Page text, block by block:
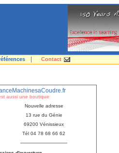
Contact
aussi une boutique
Nouvelle adresse
13 rue du Génie
69200 Vénissieux
Tél 04 78 68 66 62